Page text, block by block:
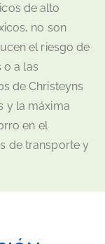
de alto
no son
el riesgo de
o a las
de Christeyns
y la máxima
en el
de transporte y